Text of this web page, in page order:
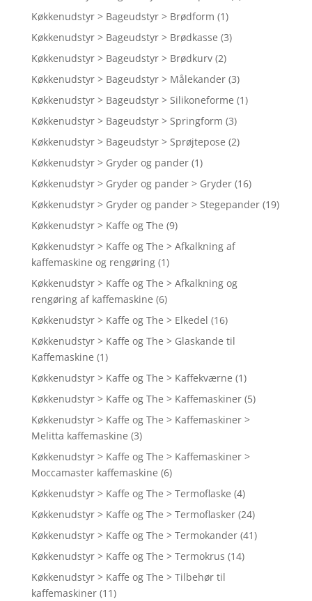
Køkkenudstyr > Bageudstyr > Brødform (1)
Køkkenudstyr > Bageudstyr > Brødkasse (3)
Køkkenudstyr > Bageudstyr > Brødkurv (2)
Køkkenudstyr > Bageudstyr > Målekander (3)
Køkkenudstyr > Bageudstyr > Silikoneforme (1)
Køkkenudstyr > Bageudstyr > Springform (3)
Køkkenudstyr > Bageudstyr > Sprøjtepose (2)
Køkkenudstyr > Gryder og pander (1)
Køkkenudstyr > Gryder og pander > Gryder (16)
Køkkenudstyr > Gryder og pander > Stegepander (19)
Køkkenudstyr > Kaffe og The (9)
Køkkenudstyr > Kaffe og The > Afkalkning af
kaffemaskine og rengøring (1)
Køkkenudstyr > Kaffe og The > Afkalkning og
rengøring af kaffemaskine (6)
Køkkenudstyr > Kaffe og The > Elkedel (16)
Køkkenudstyr > Kaffe og The > Glaskande til
Kaffemaskine (1)
Køkkenudstyr > Kaffe og The > Kaffekværne (1)
Køkkenudstyr > Kaffe og The > Kaffemaskiner (5)
Køkkenudstyr > Kaffe og The > Kaffemaskiner >
Melitta kaffemaskine (3)
Køkkenudstyr > Kaffe og The > Kaffemaskiner >
Moccamaster kaffemaskine (6)
Køkkenudstyr > Kaffe og The > Termoflaske (4)
Køkkenudstyr > Kaffe og The > Termoflasker (24)
Køkkenudstyr > Kaffe og The > Termokander (41)
Køkkenudstyr > Kaffe og The > Termokrus (14)
Køkkenudstyr > Kaffe og The > Tilbehør til
kaffemaskiner (11)